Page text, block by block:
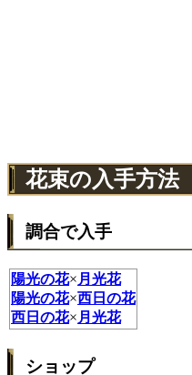
花束の入手方法
調合で入手
陽光の花×月光花
陽光の花×西日の花
西日の花×月光花
ショップ